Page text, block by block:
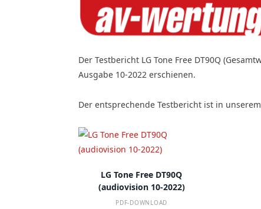
Der Testbericht LG Tone Free DT90Q
Ausgabe 10-2022 erschienen.
Der entsprechende Testbericht ist in
LG Tone Free DT90Q
(audiovision 10-2022)
PDF-DOWNLOAD